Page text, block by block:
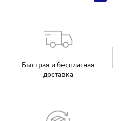
Быстрая и бесплатная
доставка